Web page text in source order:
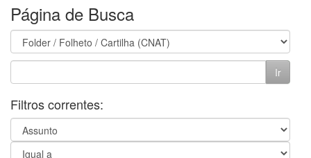
Página de Busca
Filtros correntes: